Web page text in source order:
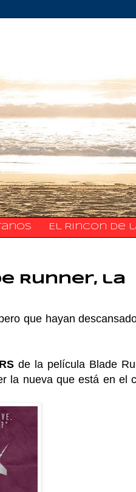
El Rincon de
Runner, la
que hayan
de la película Blade
la nueva que está en el